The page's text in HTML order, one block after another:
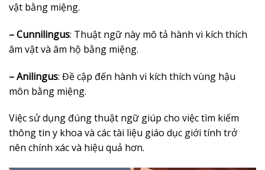
vật bằng miệng.
– Cunnilingus: Thuật ngữ này mô tả hành vi kích thích
âm vật và âm hộ bằng miệng.
– Anilingus: Đề cập đến hành vi kích thích vùng hậu
môn bằng miệng.
Việc sử dụng đúng thuật ngữ giúp cho việc tìm kiếm
thông tin y khoa và các tài liệu giáo dục giới tính trở
nên chính xác và hiệu quả hơn.